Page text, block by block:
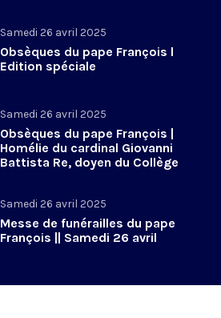
Samedi 26 avril 2025
Obsèques du pape François l
Edition spéciale
Samedi 26 avril 2025
Obsèques du pape François |
Homélie du cardinal Giovanni
Battista Re, doyen du Collège
Samedi 26 avril 2025
Messe de funérailles du pape
François || Samedi 26 avril